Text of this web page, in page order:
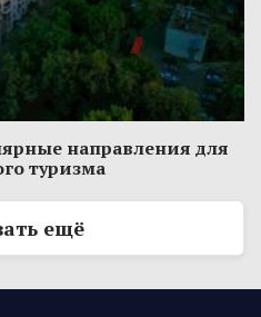
направления для
туризма
ещё